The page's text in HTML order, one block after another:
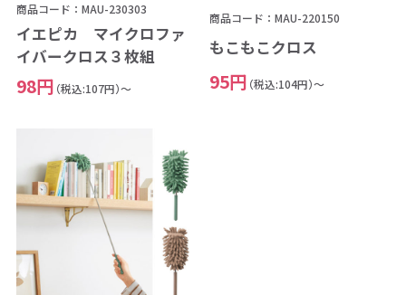
商品コード：MAU-230303
イエピカ マイクロファ
イバークロス３枚組
98円 （税込:107円）～
商品コード：MAU-220150
もこもこクロス
95円 （税込:104円）～